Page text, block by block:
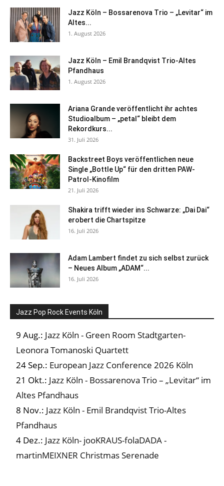
Jazz Köln – Bossarenova Trio – „Levitar“ im
Altes...
1. August 2026
Jazz Köln – Emil Brandqvist Trio-Altes
Pfandhaus
1. August 2026
Ariana Grande veröffentlicht ihr achtes
Studioalbum – „petal“ bleibt dem
Rekordkurs...
31. Juli 2026
Backstreet Boys veröffentlichen neue
Single „Bottle Up“ für den dritten PAW-
Patrol-Kinofilm
21. Juli 2026
Shakira trifft wieder ins Schwarze: „Dai Dai“
erobert die Chartspitze
16. Juli 2026
Adam Lambert findet zu sich selbst zurück
– Neues Album „ADAM“...
16. Juli 2026
Jazz Pop Rock Events Köln
9 Aug.: Jazz Köln - Green Room Stadtgarten-
Leonora Tomanoski Quartett
24 Sep.: European Jazz Conference 2026 Köln
21 Okt.: Jazz Köln - Bossarenova Trio – „Levitar“ im
Altes Pfandhaus
8 Nov.: Jazz Köln - Emil Brandqvist Trio-Altes
Pfandhaus
4 Dez.: Jazz Köln- jooKRAUS-folaDADA -
martinMEIXNER Christmas Serenade